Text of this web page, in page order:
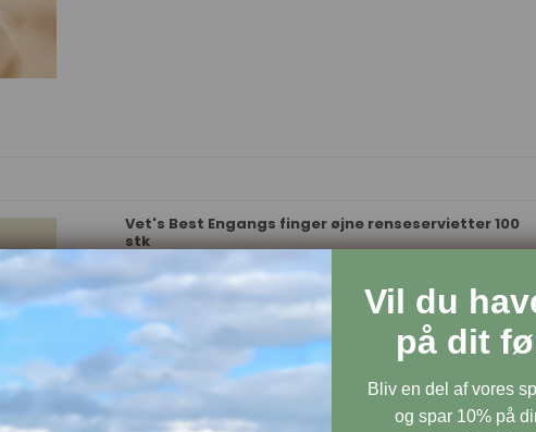
Vet's Best Engangs finger øjne renseservietter 100
stk
Vil du
på dit
Bliv en del af vores
og spar 10% på